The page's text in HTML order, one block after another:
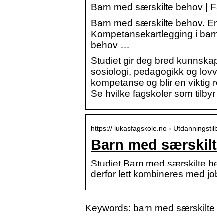
Barn med særskilte behov |
Barn med særskilte behov.
Kompetansekartlegging i
behov …
Studiet gir deg bred
sosiologi, pedagogikk og
kompetanse og blir en viktig
Se hvilke fagskoler som
https:// lukasfagskole.no ›
Barn med
Studiet Barn med særskilte
derfor lett kombineres med
Keywords: barn med